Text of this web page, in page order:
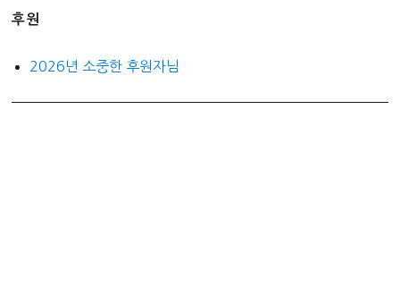
후원
2026년 소중한 후원자님